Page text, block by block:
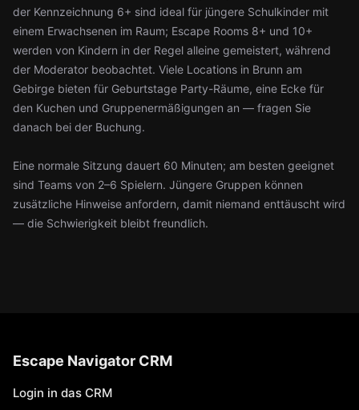
der Kennzeichnung 6+ sind ideal für jüngere Schulkinder mit
einem Erwachsenen im Raum; Escape Rooms 8+ und 10+
werden von Kindern in der Regel alleine gemeistert, während
der Moderator beobachtet. Viele Locations in Brunn am
Gebirge bieten für Geburtstage Party-Räume, eine Ecke für
den Kuchen und Gruppenermäßigungen an — fragen Sie
danach bei der Buchung.
Eine normale Sitzung dauert 60 Minuten; am besten geeignet
sind Teams von 2–6 Spielern. Jüngere Gruppen können
zusätzliche Hinweise anfordern, damit niemand enttäuscht wird
— die Schwierigkeit bleibt freundlich.
Escape Navigator CRM
Login in das CRM